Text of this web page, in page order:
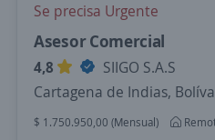
Se precisa Urgente
Asesor Comercial
4,8
SIIGO S.A.S
Cartagena de Indias,
$ 1.750.950,00 (Mensual)